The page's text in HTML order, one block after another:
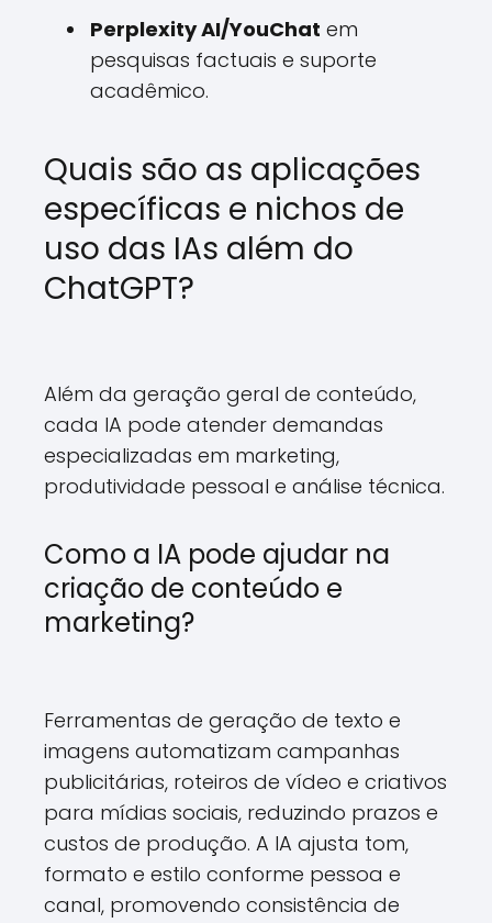
Perplexity AI/YouChat em
pesquisas factuais e suporte
acadêmico.
Quais são as aplicações
específicas e nichos de
uso das IAs além do
ChatGPT?
Além da geração geral de conteúdo,
cada IA pode atender demandas
especializadas em marketing,
produtividade pessoal e análise técnica.
Como a IA pode ajudar na
criação de conteúdo e
marketing?
Ferramentas de geração de texto e
imagens automatizam campanhas
publicitárias, roteiros de vídeo e criativos
para mídias sociais, reduzindo prazos e
custos de produção. A IA ajusta tom,
formato e estilo conforme pessoa e
canal, promovendo consistência de